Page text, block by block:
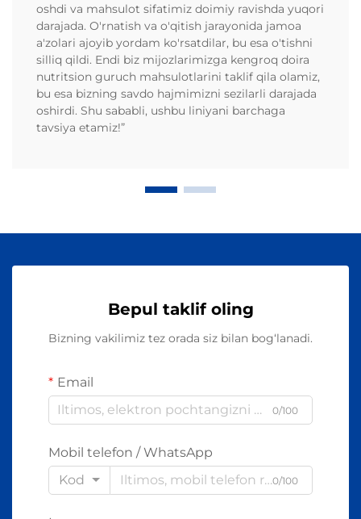
oshdi va mahsulot sifatimiz doimiy ravishda yuqori
darajada. O'rnatish va o'qitish jarayonida jamoa
a'zolari ajoyib yordam ko'rsatdilar, bu esa o'tishni
silliq qildi. Endi biz mijozlarimizga kengroq doira
nutritsion guruch mahsulotlarini taklif qila olamiz,
bu esa bizning savdo hajmimizni sezilarli darajada
oshirdi. Shu sababli, ushbu liniyani barchaga
tavsiya etamiz!”
Bepul taklif oling
Bizning vakilimiz tez orada siz bilan bog‘lanadi.
Email
0/100
Mobil telefon / WhatsApp
Kod
0/100